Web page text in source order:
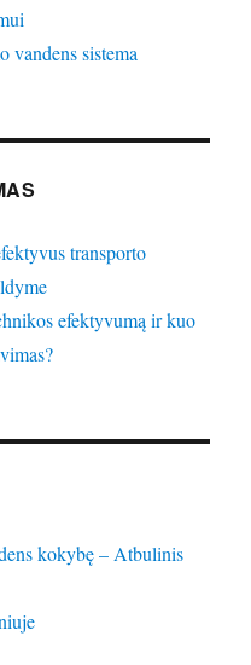
vandens sistema
transporto
efektyvumą ir kuo
kokybę – Atbulinis